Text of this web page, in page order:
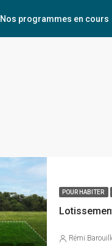
Nos programmes en cours
POUR HABITER
Rémi